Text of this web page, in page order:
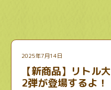
2025年7月14日
【新商品】リトル
2弾が登場するよ！